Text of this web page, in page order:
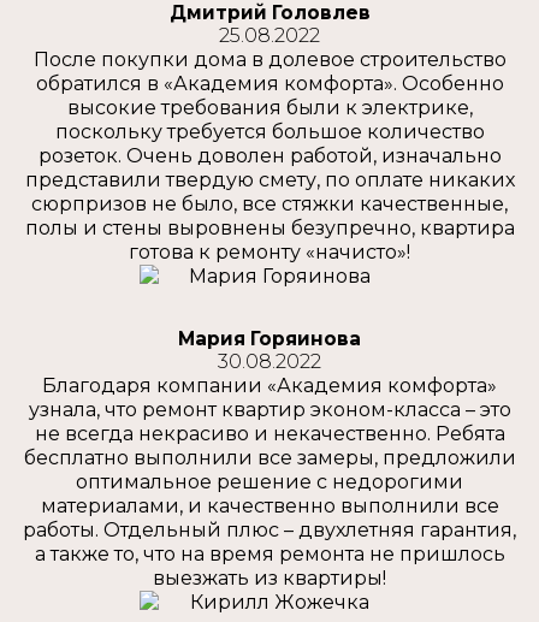
Дмитрий Головлев
25.08.2022
После покупки дома в долевое строительство
обратился в «Академия комфорта». Особенно
высокие требования были к электрике,
поскольку требуется большое количество
розеток. Очень доволен работой, изначально
представили твердую смету, по оплате никаких
сюрпризов не было, все стяжки качественные,
полы и стены выровнены безупречно, квартира
готова к ремонту «начисто»!
Мария Горяинова
30.08.2022
Благодаря компании «Академия комфорта»
узнала, что ремонт квартир эконом-класса – это
не всегда некрасиво и некачественно. Ребята
бесплатно выполнили все замеры, предложили
оптимальное решение с недорогими
материалами, и качественно выполнили все
работы. Отдельный плюс – двухлетняя гарантия,
а также то, что на время ремонта не пришлось
выезжать из квартиры!